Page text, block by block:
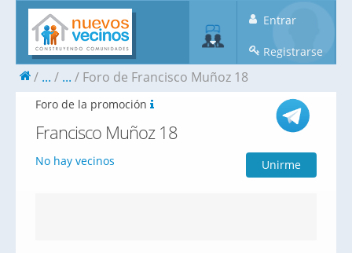
Entrar
Registrarse
... ... Foro de Francisco Muñoz 18
Foro de la promoción
Francisco Muñoz 18
No hay vecinos Unirme